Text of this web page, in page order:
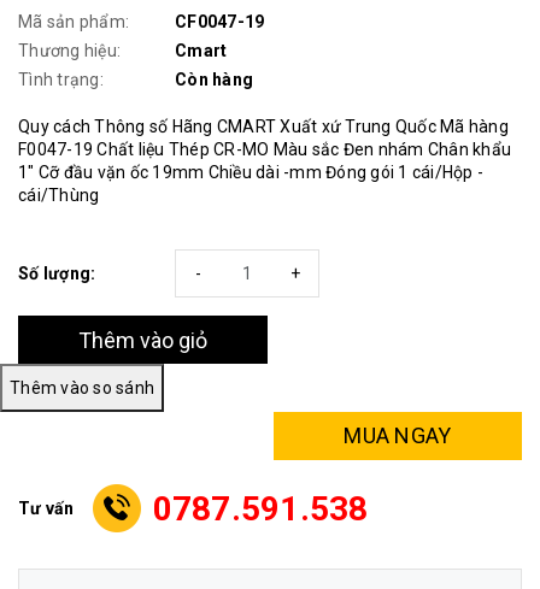
Mã sản phẩm:
CF0047-19
Thương hiệu:
Cmart
Tình trạng:
Còn hàng
Quy cách Thông số Hãng CMART Xuất xứ Trung Quốc Mã hàng
F0047-19 Chất liệu Thép CR-MO Màu sắc Đen nhám Chân khẩu
1" Cỡ đầu vặn ốc 19mm Chiều dài -mm Đóng gói 1 cái/Hộp -
cái/Thùng
Số lượng: +
-
Thêm vào giỏ
MUA NGAY
Tư vấn 0787.591.538